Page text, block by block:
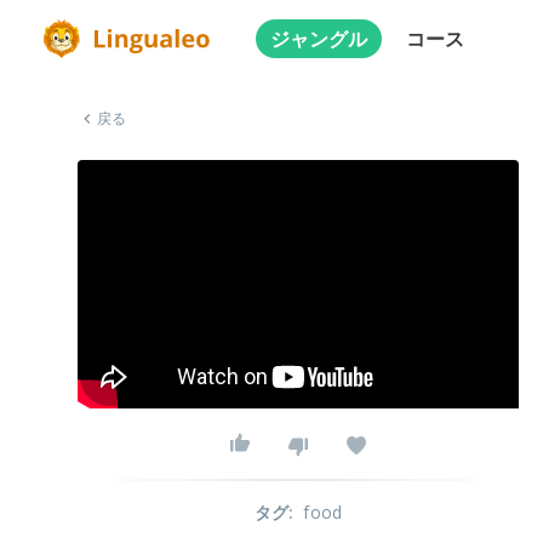
ジャングル コース
戻る
タグ: food